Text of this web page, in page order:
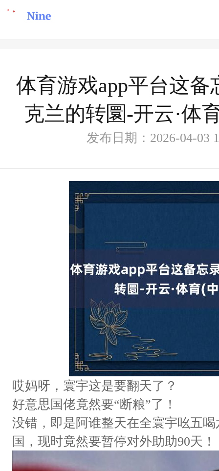
体育游戏app平台这
克兰的转圜-开云·体
发布日期：2026-04-
哎妈呀，寰宇这是要翻天了？
好意思国佬竟然要“断粮”了！
没错，即是阿谁整天在全寰宇吆五
国，现时竟然要暂停对外助助90天！